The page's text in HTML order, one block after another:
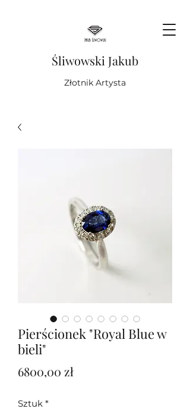
Śliwowski Jakub
Złotnik Artysta
Pierścionek "Royal Blue w
bieli"
6800,00 złCena
Sztuk *